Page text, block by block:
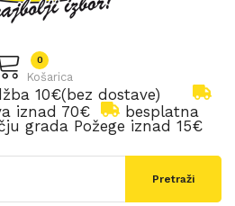
Košarica
0
10€(bez dostave)
iznad 70€
besplatna
grada Požege iznad 15€
Pretraži